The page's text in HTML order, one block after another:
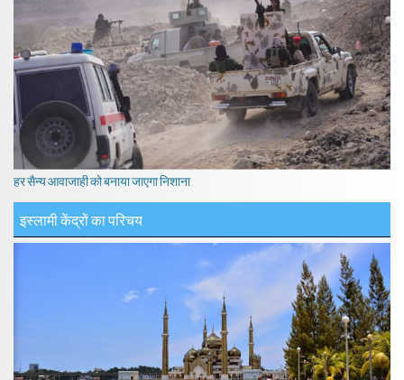
हर सैन्य आवाजाही को बनाया जाएगा निशाना
इस्लामी केंद्रों का परिचय